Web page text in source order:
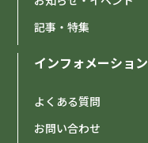
記事・特集
インフォメーション
よくある質問
お問い合わせ